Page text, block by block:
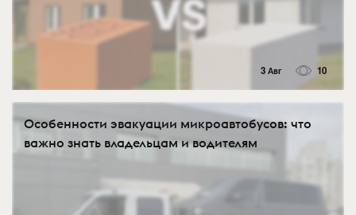
3 Авг 10
Особенности эвакуации микроавтобусов: что
важно знать владельцам и водителям